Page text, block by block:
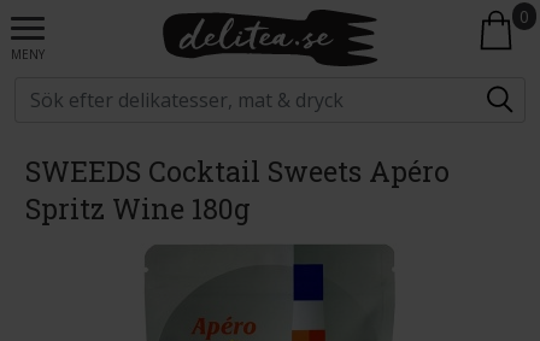
MENY
0
SWEEDS Cocktail Sweets Apéro
Spritz Wine 180g